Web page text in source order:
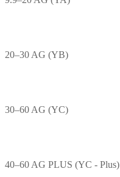
20–30 AG (YB)
30–60 AG (YC)
40–60 AG PLUS (YC - Plus)